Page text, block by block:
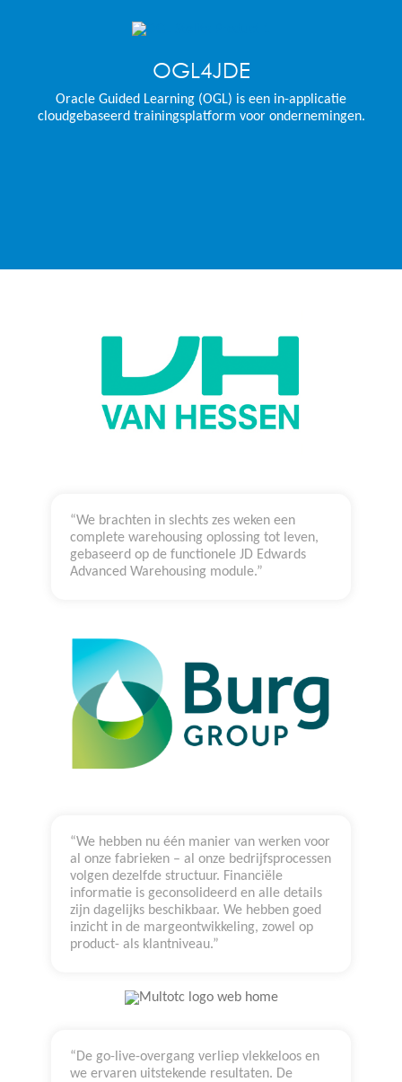
OGL4JDE
Oracle Guided Learning (OGL) is een in-applicatie
cloudgebaseerd trainingsplatform voor ondernemingen.
“We brachten in slechts zes weken een
complete warehousing oplossing tot leven,
gebaseerd op de functionele JD Edwards
Advanced Warehousing module.”
“We hebben nu één manier van werken voor
al onze fabrieken – al onze bedrijfsprocessen
volgen dezelfde structuur. Financiële
informatie is geconsolideerd en alle details
zijn dagelijks beschikbaar. We hebben goed
inzicht in de margeontwikkeling, zowel op
product- als klantniveau.”
“De go-live-overgang verliep vlekkeloos en
we ervaren uitstekende resultaten. De